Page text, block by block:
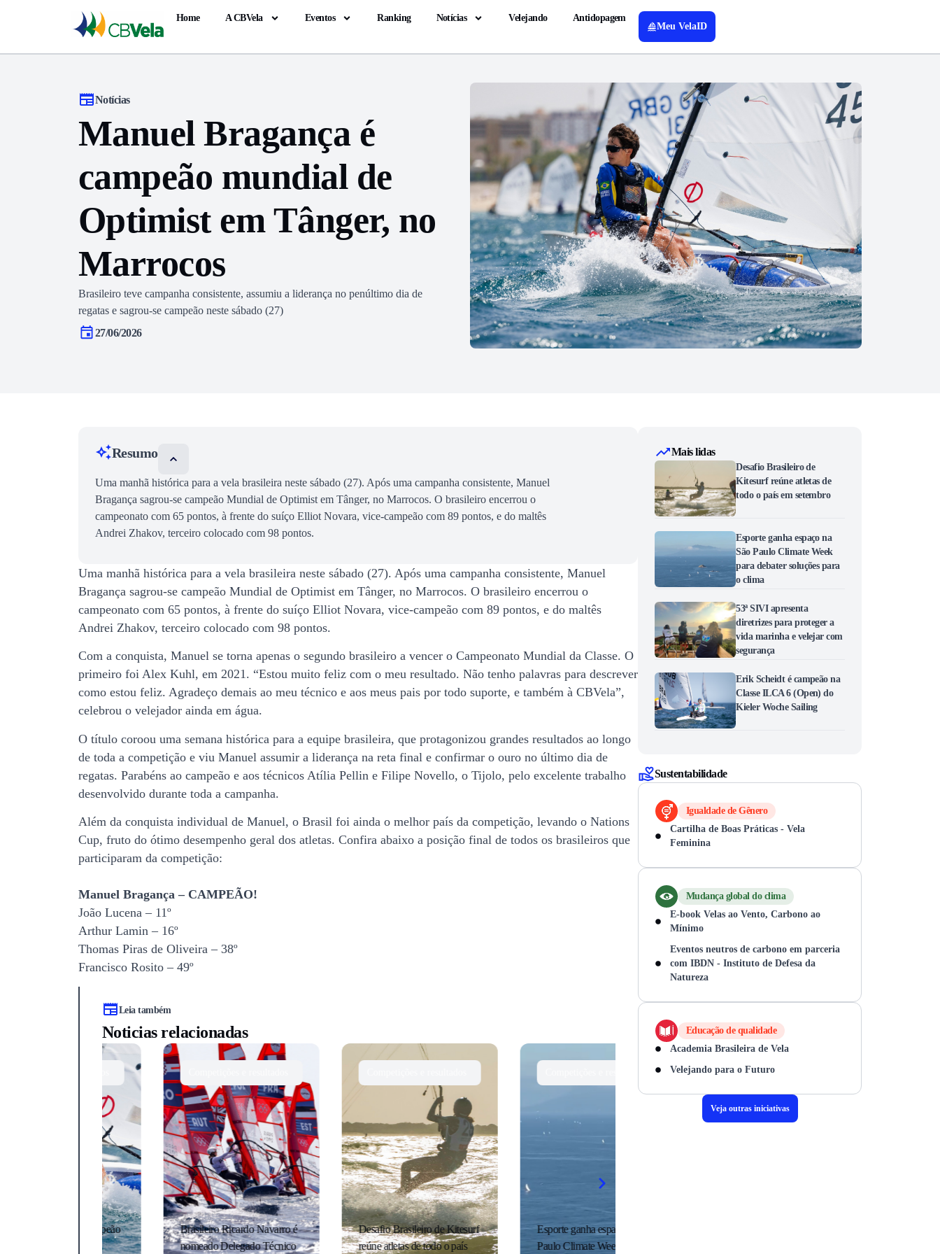
Home A CBVela Eventos Ranking Notícias Velejando
Antidopagem
Meu VelaID
Notícias
Manuel Bragança é
campeão mundial de
Optimist em Tânger, no
Marrocos
Brasileiro teve campanha consistente, assumiu a liderança no penúltimo dia de
regatas e sagrou-se campeão neste sábado (27)
27/06/2026
Resumo
Uma manhã histórica para a vela brasileira neste sábado (27). Após uma campanha consistente, Manuel
Bragança sagrou-se campeão Mundial de Optimist em Tânger, no Marrocos. O brasileiro encerrou o
campeonato com 65 pontos, à frente do suíço Elliot Novara, vice-campeão com 89 pontos, e do maltês
Andrei Zhakov, terceiro colocado com 98 pontos.
Uma manhã histórica para a vela brasileira neste sábado (27). Após uma campanha consistente, Manuel
Bragança sagrou-se campeão Mundial de Optimist em Tânger, no Marrocos. O brasileiro encerrou o
campeonato com 65 pontos, à frente do suíço Elliot Novara, vice-campeão com 89 pontos, e do maltês
Andrei Zhakov, terceiro colocado com 98 pontos.
Com a conquista, Manuel se torna apenas o segundo brasileiro a vencer o Campeonato Mundial da Classe. O
primeiro foi Alex Kuhl, em 2021. “Estou muito feliz com o meu resultado. Não tenho palavras para descrever
como estou feliz. Agradeço demais ao meu técnico e aos meus pais por todo suporte, e também à CBVela”,
celebrou o velejador ainda em água.
O título coroou uma semana histórica para a equipe brasileira, que protagonizou grandes resultados ao longo
de toda a competição e viu Manuel assumir a liderança na reta final e confirmar o ouro no último dia de
regatas. Parabéns ao campeão e aos técnicos Atília Pellin e Filipe Novello, o Tijolo, pelo excelente trabalho
desenvolvido durante toda a campanha.
Além da conquista individual de Manuel, o Brasil foi ainda o melhor país da competição, levando o Nations
Cup, fruto do ótimo desempenho geral dos atletas. Confira abaixo a posição final de todos os brasileiros que
participaram da competição:
Manuel Bragança – CAMPEÃO!
João Lucena – 11º
Arthur Lamin – 16º
Thomas Piras de Oliveira – 38º
Francisco Rosito – 49º
Leia também
Noticias relacionadas
Competições e resultados
Brasileiro Ricardo Navarro é
nomeado Delegado Técnico
Desafio Brasileiro de Kitesurf
reúne atletas de todo o país
Esporte ganha espaço na São
Paulo Climate Week para
Competições e resultados
Mais lidas
Desafio Brasileiro de
Kitesurf reúne atletas de
todo o país em setembro
Esporte ganha espaço na
São Paulo Climate Week
para debater soluções para
o clima
53ª SIVI apresenta
diretrizes para proteger a
vida marinha e velejar com
segurança
Erik Scheidt é campeão na
Classe ILCA 6 (Open) do
Kieler Woche Sailing
Sustentabilidade
Igualdade de Gênero
Cartilha de Boas Práticas - Vela
Feminina
Mudança global do clima
E-book Velas ao Vento, Carbono ao
Mínimo
Eventos neutros de carbono em parceria
com IBDN - Instituto de Defesa da
Natureza
Educação de qualidade
Academia Brasileira de Vela
Velejando para o Futuro
Veja outras iniciativas